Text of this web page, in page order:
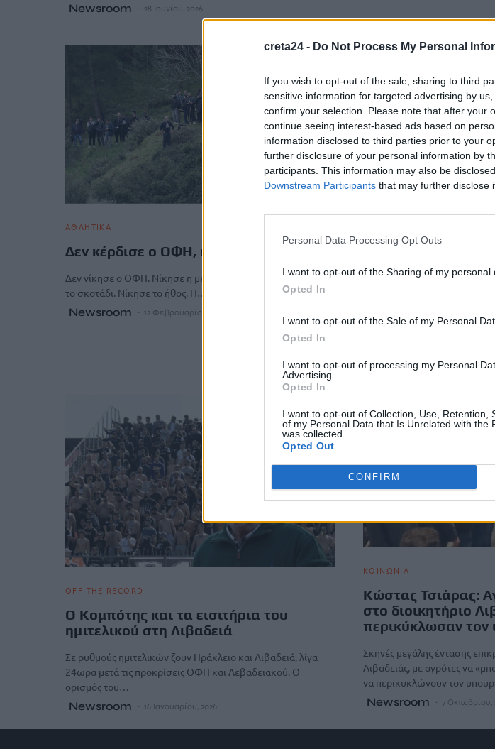
creta24 - Do Not Process My Personal
If you wish to opt-out of the sale, sharing to third
sensitive information for targeted advertising by
confirm your selection. Please note that after your
continue seeing interest-based ads based on
information disclosed to third parties prior to your
further disclosure of your personal information by
participants. This information may also be
Downstream Participants that may further disclose
Personal Data Processing Opt Outs
I want to opt-out of the Sharing of my personal
Opted In
I want to opt-out of the Sale of my Personal
Opted In
I want to opt-out of processing my Personal
Advertising.
Opted In
I want to opt-out of Collection, Use, Retention,
of my Personal Data that Is Unrelated with the
was collected.
Opted Out
CONFIRM
Newsroom 28 Ιουνίου, 2026
ΑΘΛΗΤΙΚΑ
Δεν κέρδισε ο ΟΦΗ, κέρδισε το ήθος
Δεν νίκησε ο ΟΦΗ. Νίκησε η μέρα τη νύχτα. Νίκησε το φως
το σκοτάδι. Νίκησε το ήθος. Η…
Newsroom 12 Φεβρουαρίου, 2026
Οπαδοί του ΟΦΗ
σκοτώθηκε
Λιβαδειά
ΟΦΗ, άλλοι με και άλλοι χωρίς
OFF THE RECORD
Ο Κομπότης και τα εισιτήρια του
ημιτελικού στη Λιβαδειά
Σε ρυθμούς ημιτελικών ζουν Ηράκλειο και Λιβαδειά, λίγα
24ωρα μετά τις προκρίσεις ΟΦΗ και Λεβαδειακού. Ο
ορισμός του…
Newsroom 16 Ιανουαρίου, 2026
ΚΟΙΝΩΝΙΑ
Κώστας Τσιάρας:
στο διοικητήριο
περικύκλωσαν τον
Σκηνές μεγάλης έντασης
Λιβαδειάς, με αγρότες να
να περικυκλώνουν τον
Newsroom 7 Οκτωβρίου,